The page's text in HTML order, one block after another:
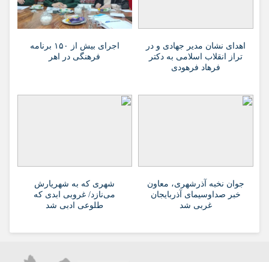
اهدای نشان مدیر جهادی و در
تراز انقلاب اسلامی به دکتر
فرهاد فرهودی
اجرای بیش از ۱۵۰ برنامه
فرهنگی در اهر
جوان نخبه آذرشهری، معاون
خبر صداوسیمای آذربایجان
غربی شد
شهری که به شهریارش
می‌نازد/ غروبی ابدی که
طلوعی ادبی شد